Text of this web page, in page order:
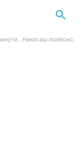
полесно,